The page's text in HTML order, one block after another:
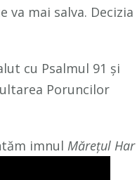
mai salva. Decizia
cu Psalmul 91 și
Poruncilor
imnul Mărețul Har